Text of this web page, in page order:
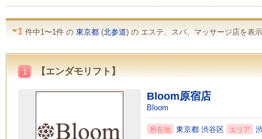
1 件中1〜1件 の 東京都 (北参道) の エステ、スパ、マッサージ店を表
1 【エンダモリフト】
Bloom原宿店
Bloom
所在地 東京都 渋谷区 エリア